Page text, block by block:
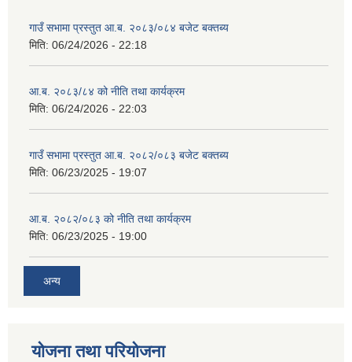
गाउँ सभामा प्रस्तुत आ.ब. २०८३/०८४ बजेट बक्तब्य
मिति: 06/24/2026 - 22:18
आ.ब. २०८३/८४ को नीति तथा कार्यक्रम
मिति: 06/24/2026 - 22:03
गाउँ सभामा प्रस्तुत आ.ब. २०८२/०८३ बजेट बक्तब्य
मिति: 06/23/2025 - 19:07
आ.ब. २०८२/०८३ को नीति तथा कार्यक्रम
मिति: 06/23/2025 - 19:00
अन्य
योजना तथा परियोजना